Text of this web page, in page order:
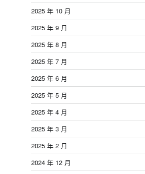
2025 年 10 月
2025 年 9 月
2025 年 8 月
2025 年 7 月
2025 年 6 月
2025 年 5 月
2025 年 4 月
2025 年 3 月
2025 年 2 月
2024 年 12 月